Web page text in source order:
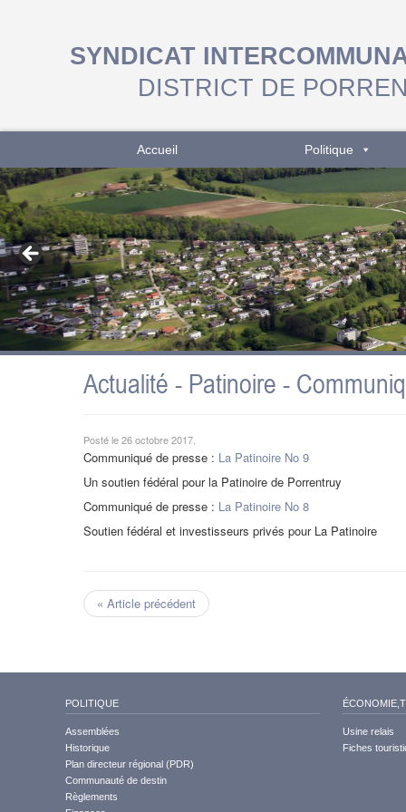
SYNDICAT
DISTRICT DE
Accueil Politique
Actualité - Patinoire -
Posté le 26 octobre 2017.
Communiqué de presse : La Patinoire No 9
Un soutien fédéral pour la Patinoire de Porrentruy
Communiqué de presse : La Patinoire No 8
Soutien fédéral et investisseurs privés pour La Patinoire
« Article précédent
POLITIQUE
Assemblées
Historique
Plan directeur régional (PDR)
Communauté de destin
Règlements
Usine relais
Fiches